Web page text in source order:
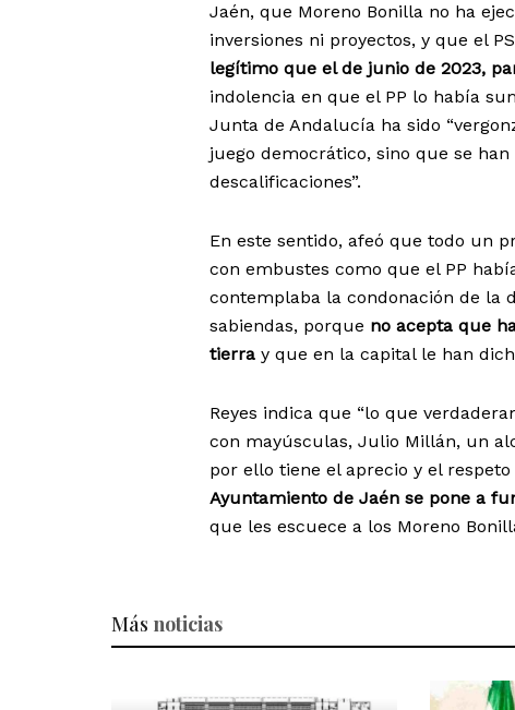
Jaén, que Moreno Bonilla no ha
inversiones ni proyectos, y que el
legítimo que el de junio de 2023,
indolencia en que el PP lo había
Junta de Andalucía ha sido
juego democrático, sino que se
descalificaciones”.
En este sentido, afeó que todo un
con embustes como que el PP
contemplaba la condonación de la
sabiendas, porque no acepta que
tierra y que en la capital le han
Reyes indica que “lo que
con mayúsculas, Julio Millán, un
por ello tiene el aprecio y el
Ayuntamiento de Jaén se pone a
que les escuece a los Moreno
Más noticias